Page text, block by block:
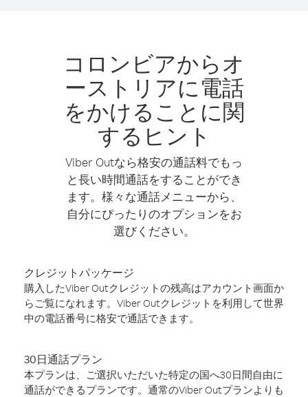
コロンビアからオ
ーストリアに電話
をかけることに関
するヒント
Viber Outなら格安の通話料でもっ
と長い時間通話をすることができ
ます。様々な通話メニューから、
自分にぴったりのオプションをお
選びください。
クレジットパッケージ
購入したViber Outクレジットの残高はアカウント画面か
らご覧になれます。Viber Outクレジットを利用して世界
中の電話番号に格安で通話できます。
30日通話プラン
本プランは、ご選択いただいた特定の国へ30日間自由に
通話ができるプランです。通常のViber Outプランよりも